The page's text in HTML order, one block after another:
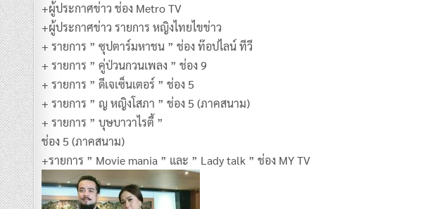
+ผู้ประกาศข่าว ช่อง Metro TV
+ผู้ประกาศข่าว รายการ หญิงไทยไขข่าว
+ รายการ ” ซุปตาร์มหาชน ” ช่อง ท๊อปไลน์ ทีวี
+ รายการ ” คู่ป่วนกวนเพลง ” ช่อง 9
+ รายการ ” ดีเจเซ็นเตอร์ ” ช่อง 5
+ รายการ ” ญ หญิงโสภา ” ช่อง 5 (ภาคสนาม)
+ รายการ ” บุษบาวาไรตี้ ”
ช่อง 5 (ภาคสนาม)
+รายการ ” Movie mania ” และ ” Lady talk ” ช่อง MY TV